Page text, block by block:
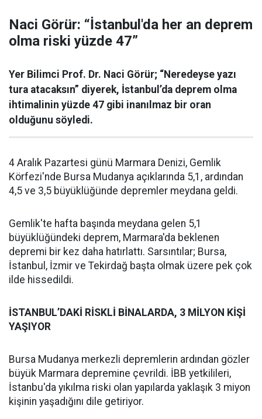
Naci Görür: “İstanbul'da her an deprem
olma riski yüzde 47”
Yer Bilimci Prof. Dr. Naci Görür; “Neredeyse yazı
tura atacaksın” diyerek, İstanbul’da deprem olma
ihtimalinin yüzde 47 gibi inanılmaz bir oran
olduğunu söyledi.
4 Aralık Pazartesi günü Marmara Denizi, Gemlik
Körfezi'nde Bursa Mudanya açıklarında 5,1, ardından
4,5 ve 3,5 büyüklüğünde depremler meydana geldi.
Gemlik'te hafta başında meydana gelen 5,1
büyüklüğündeki deprem, Marmara'da beklenen
depremi bir kez daha hatırlattı. Sarsıntılar; Bursa,
İstanbul, İzmir ve Tekirdağ başta olmak üzere pek çok
ilde hissedildi.
İSTANBUL’DAKİ RİSKLİ BİNALARDA, 3 MİLYON KİŞİ
YAŞIYOR
Bursa Mudanya merkezli depremlerin ardından gözler
büyük Marmara depremine çevrildi. İBB yetkilileri,
İstanbu'da yıkılma riski olan yapılarda yaklaşık 3 miyon
kişinin yaşadığını dile getiriyor.